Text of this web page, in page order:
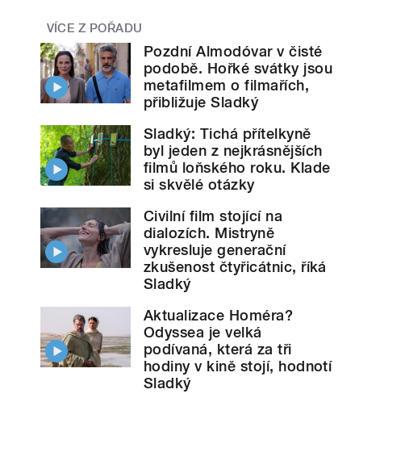
VÍCE Z POŘADU
Pozdní Almodóvar v čisté
podobě. Hořké svátky jsou
metafilmem o filmařích,
přibližuje Sladký
Sladký: Tichá přítelkyně
byl jeden z nejkrásnějších
filmů loňského roku. Klade
si skvělé otázky
Civilní film stojící na
dialozích. Mistryně
vykresluje generační
zkušenost čtyřicátnic, říká
Sladký
Aktualizace Homéra?
Odyssea je velká
podívaná, která za tři
hodiny v kině stojí, hodnotí
Sladký